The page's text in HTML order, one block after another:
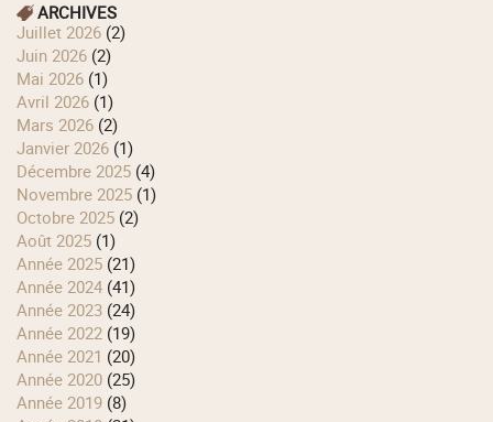
ARCHIVES
juillet 2026 (2)
juin 2026 (2)
mai 2026 (1)
avril 2026 (1)
mars 2026 (2)
janvier 2026 (1)
décembre 2025 (4)
novembre 2025 (1)
octobre 2025 (2)
août 2025 (1)
année 2025 (21)
année 2024 (41)
année 2023 (24)
année 2022 (19)
année 2021 (20)
année 2020 (25)
année 2019 (8)